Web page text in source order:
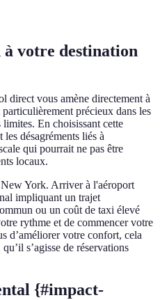
votre destination
direct vous amène directement à
précieux dans les
En choisissant cette
désagréments liés à
qui pourrait ne pas être
locaux.
York. Arriver à l'aéroport
impliquant un trajet
ou un coût de taxi élevé
rythme et de commencer votre
d’améliorer votre confort, cela
s’agisse de réservations
{#impact-